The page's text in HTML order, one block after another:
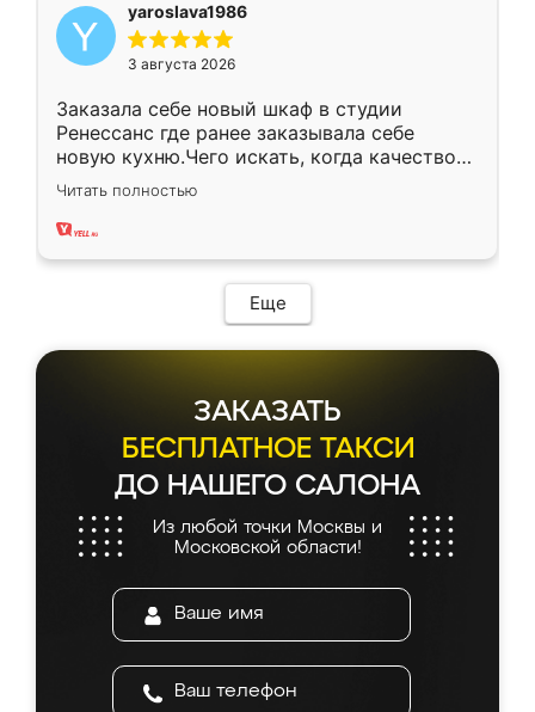
yaroslava1986
3 августа 2026
Заказала себе новый шкаф в студии
Ренессанс где ранее заказывала себе
новую кухню.Чего искать, когда качеством
вполне довольна. Служит кухня уже почти
два года, нареканий нет.
Читать полностью
Еще
ЗАКАЗАТЬ
БЕСПЛАТНОЕ ТАКСИ
ДО НАШЕГО САЛОНА
Из любой точки Москвы и
Московской области!